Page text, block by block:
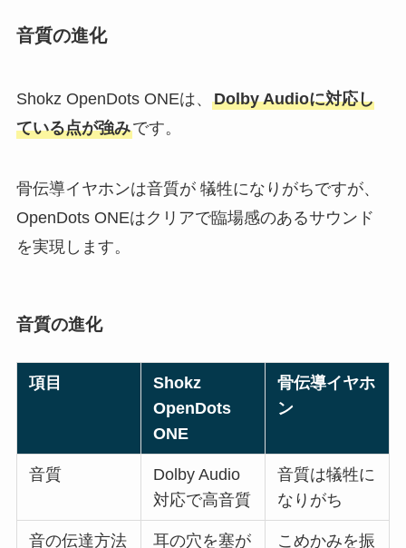
音質の進化
Shokz OpenDots ONEは、 Dolby Audioに対応し
ている点が強みです。
骨伝導イヤホンは音質が 犠牲になりがちですが、
OpenDots ONEはクリアで臨場感のあるサウンド
を実現します。
音質の進化
項目
Shokz
OpenDots
ONE
骨伝導イヤホ
ン
音質
Dolby Audio
対応で高音質
音質は犠牲に
なりがち
音の伝達方法 耳の穴を塞が こめかみを振